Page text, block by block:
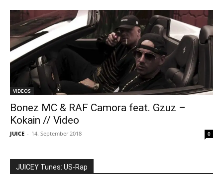
VIDEOS
Bonez MC & RAF Camora feat. Gzuz –
Kokain // Video
JUICE - 14. September 2018 0
JUICEY Tunes: US-Rap